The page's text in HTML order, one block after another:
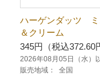
ハーゲンダッツ
＆クリーム
345円（税込372.60
2026年08月05日（水）
販売地域：
全国